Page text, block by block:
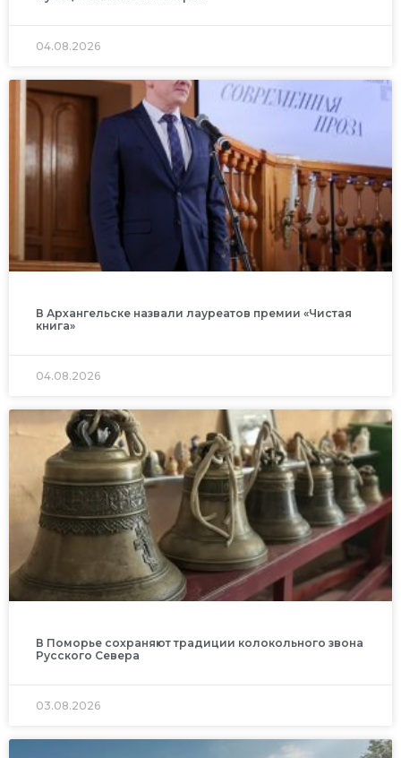
04.08.2026
В Архангельске назвали лауреатов премии «Чистая
книга»
04.08.2026
В Поморье сохраняют традиции колокольного звона
Русского Севера
03.08.2026